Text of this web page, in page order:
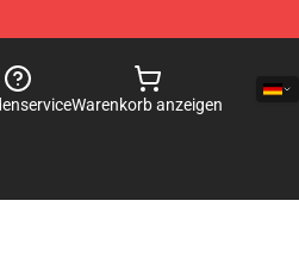
Warenkorb anzeigen